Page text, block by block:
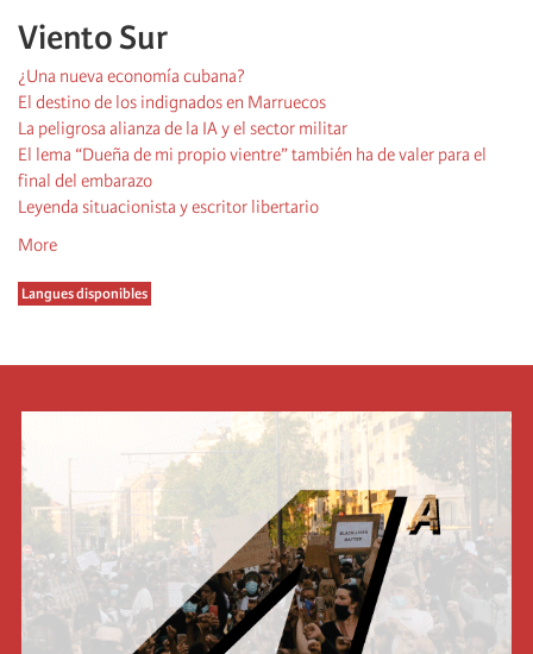
Viento Sur
¿Una nueva economía cubana?
El destino de los indignados en Marruecos
La peligrosa alianza de la IA y el sector militar
El lema “Dueña de mi propio vientre” también ha de valer para el
final del embarazo
Leyenda situacionista y escritor libertario
More
Langues disponibles